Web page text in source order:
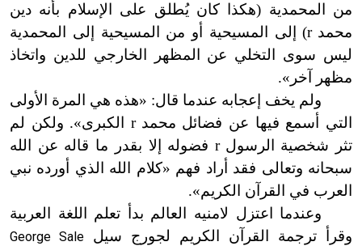
من المحمدية (هكذا كان يُطلق على الإسلام بأنه دين
محمد r) إلى المسيحية أو من المسيحية إلى المحمدية
ليس سوى التخلي عن المظهر الخارجي للدين واتخاذ
مظهر آخر».
ولم يخف إعجابه عندما قال: «هذه هي المرة الأولى
التي أسمع فيها عن فضائل محمد r الكبرى». ولكن لم
تثر شخصية الرسول r فضوله إلا بقدر ما قاله عن الله
سبحانه وتعالى فقد أراد فهم «كلام الله الذي أورده نبي
العرب في القرآن الكريم».
وعندما اعتزل لامنيه العالم بدأ تعلم اللغة العربية
وقرأ ترجمة القرآن الكريم لجورج سيل George Sale